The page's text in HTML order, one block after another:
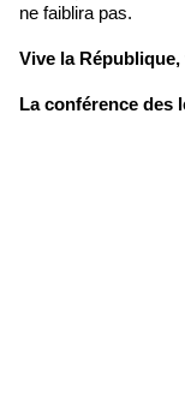
ne faiblira pas.
Vive la
La conférence des